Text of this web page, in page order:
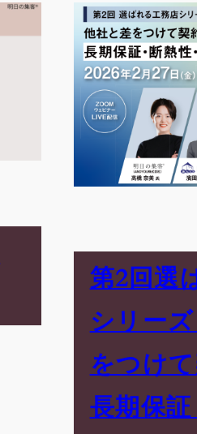
第2回選
シリー
をつけ
長期保